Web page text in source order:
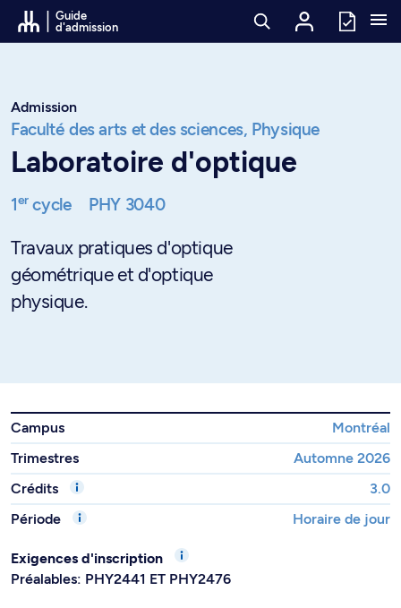
Passer au contenu
Guide
d'admission
Admission
Faculté des arts et des sciences, Physique
Laboratoire d'optique
1ercycle PHY 3040
Travaux pratiques d'optique
géométrique et d'optique
physique.
Campus
Montréal
Trimestres
Automne 2026
Crédits
3.0
Période
Horaire de jour
Exigences d'inscription
Préalables: PHY2441 ET PHY2476